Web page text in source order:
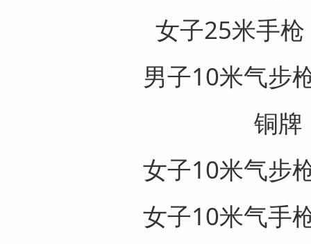
女子25米手
男子10米气步
铜牌
女子10米气步
女子10米气手